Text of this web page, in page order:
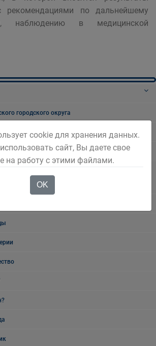
рекомендациями по дальнейшему
наблюдению в медицинской
городского округа
славы и памятные даты*
женский день
cookie для хранения данных.
сайт, Вы даете свое
на работу с этими файлами.
OK